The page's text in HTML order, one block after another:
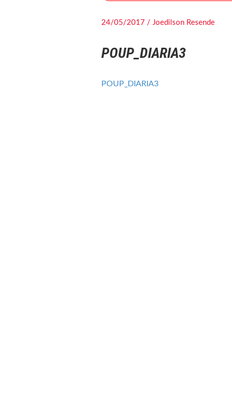
24/05/2017 / Joedilson Resende
POUP_DIARIA3
POUP_DIARIA3